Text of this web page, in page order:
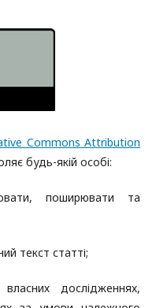
Commons Attribution
будь-якій особі:
поширювати та
текст статті;
дослідженнях,